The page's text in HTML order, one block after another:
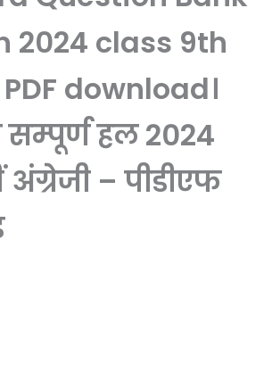
2024 class 9th
download।
सम्पूर्ण हल 2024
अंग्रेजी – पीडीएफ